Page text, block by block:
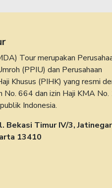
Tour merupakan
(PPIU) dan Perusahaan
Khusus (PIHK) yang resmi
No. 664 dan izin Haji KMA
Indonesia.
Bekasi Timur IV/3,
13410